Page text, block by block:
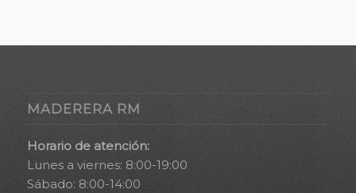
MADERERA RM
Horario de atención:
Lunes a viernes: 8:00-19:00
Sábado: 8:00-14:00